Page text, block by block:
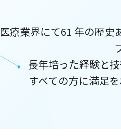
医療業界にて61 年の歴史
長年培った経験と
すべての方に満足